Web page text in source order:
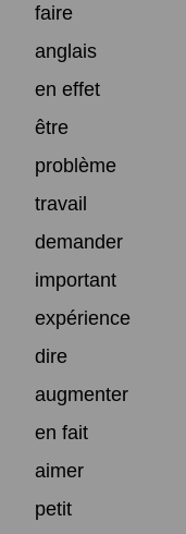
faire
anglais
en effet
être
problème
travail
demander
important
expérience
dire
augmenter
en fait
aimer
petit